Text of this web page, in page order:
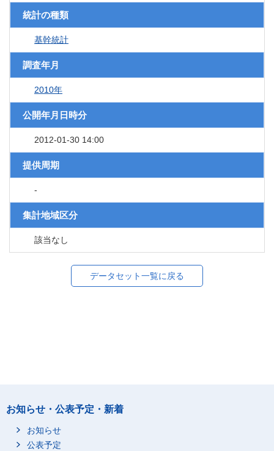
統計の種類
基幹統計
調査年月
2010年
公開年月日時分
2012-01-30 14:00
提供周期
-
集計地域区分
該当なし
データセット一覧に戻る
お知らせ・公表予定・新着
お知らせ
公表予定